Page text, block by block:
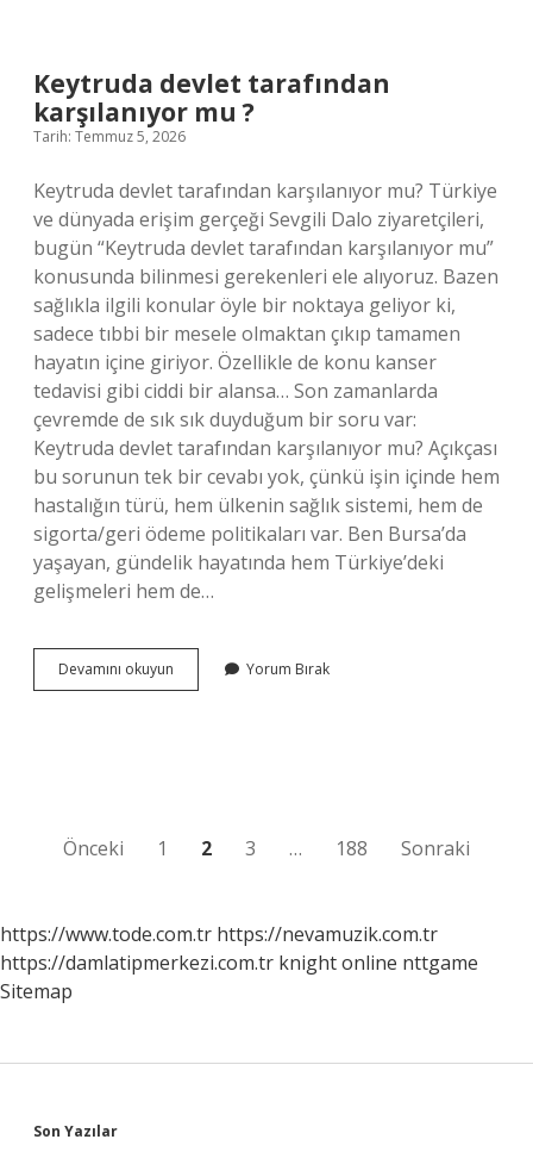
nelerdir
?
Keytruda devlet tarafından
karşılanıyor mu ?
Tarih: Temmuz 5, 2026
Keytruda devlet tarafından karşılanıyor mu? Türkiye
ve dünyada erişim gerçeği Sevgili Dalo ziyaretçileri,
bugün “Keytruda devlet tarafından karşılanıyor mu”
konusunda bilinmesi gerekenleri ele alıyoruz. Bazen
sağlıkla ilgili konular öyle bir noktaya geliyor ki,
sadece tıbbi bir mesele olmaktan çıkıp tamamen
hayatın içine giriyor. Özellikle de konu kanser
tedavisi gibi ciddi bir alansa… Son zamanlarda
çevremde de sık sık duyduğum bir soru var:
Keytruda devlet tarafından karşılanıyor mu? Açıkçası
bu sorunun tek bir cevabı yok, çünkü işin içinde hem
hastalığın türü, hem ülkenin sağlık sistemi, hem de
sigorta/geri ödeme politikaları var. Ben Bursa’da
yaşayan, gündelik hayatında hem Türkiye’deki
gelişmeleri hem de…
Devamını okuyun Keytruda
devlet
Yorum Bırak
Yazı
Önceki 1 2 3 … 188 Sonraki
https://www.tode.com.tr https://nevamuzik.com.tr
https://damlatipmerkezi.com.tr knight online nttgame
Sitemap
Son Yazılar